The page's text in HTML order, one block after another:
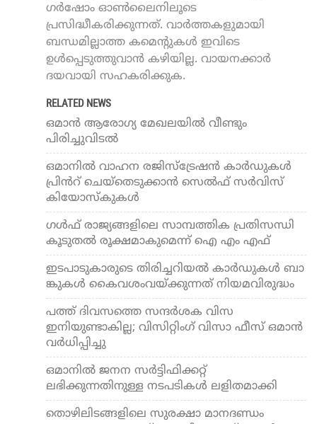
ഗർഷോം ഓൺലൈനിലൂടെ
പ്രസിദ്ധീകരിക്കുന്നത്. വാർത്തകളുമായി
ബന്ധമില്ലാത്ത കമെന്റുകൾ ഇവിടെ
ഉൾപ്പെടുത്തുവാൻ കഴിയില്ല. വായനക്കാർ
ദയവായി സഹകരിക്കുക.
RELATED NEWS
ഒമാന്‍ ആരോഗ്യ മേഖലയിൽ വീണ്ടും
പിരിച്ചുവിടൽ
ഒമാനിൽ വാ​ഹ​ന ര​ജി​സ്​​ട്രേ​ഷ​ൻ കാ​ർ​ഡു​ക​ൾ
പ്രി​ൻ​റ്​ ചെ​യ്​​തെ​ടു​ക്കാൻ സെ​ൽ​ഫ്​ സ​ർ​വി​സ്​
കിയോസ്കുകൾ
ഗൾഫ് രാജ്യങ്ങളിലെ സാമ്പത്തിക പ്രതിസന്ധി
കൂടുതൽ രൂക്ഷമാകുമെന്ന് ഐ എം എഫ്
ഇടപാടുകാരുടെ ​തിരിച്ചറിയൽ​ കാ​ർ​ഡു​ക​ൾ ബാ​
ങ്കു​ക​ൾ കൈ​വ​ശംവയ്ക്കുന്നത് നിയമവിരുദ്ധം
പത്ത് ദിവസത്തെ സന്ദര്‍ശക വിസ
ഇനിയുണ്ടാകില്ല; വിസിറ്റിംഗ് വിസാ ഫീസ് ഒമാൻ
വർധിപ്പിച്ചു
ഒമാനിൽ ജനന സർ‍­ട്ടി­ഫി­ക്കറ്റ്
ലഭിക്കുന്നതിനുള്ള നടപടി­കൾ‍ ലളിതമാക്കി
തൊഴിലിടങ്ങളിലെ സുരക്ഷാ മാനദണ്ഡം